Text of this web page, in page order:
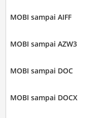
MOBI sampai AIFF
MOBI sampai AZW3
MOBI sampai DOC
MOBI sampai DOCX